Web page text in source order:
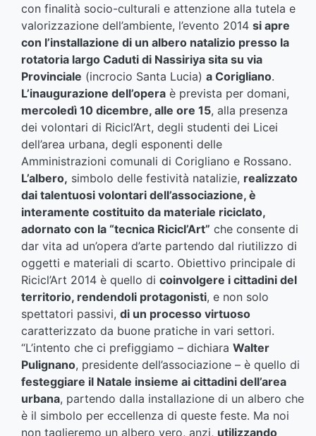
con finalità socio-culturali e attenzione alla tutela e
valorizzazione dell’ambiente, l’evento 2014 si apre
con l’installazione di un albero natalizio presso la
rotatoria largo Caduti di Nassiriya sita su via
Provinciale (incrocio Santa Lucia) a Corigliano.
L’inaugurazione dell’opera è prevista per domani,
mercoledì 10 dicembre, alle ore 15, alla presenza
dei volontari di Ricicl’Art, degli studenti dei Licei
dell’area urbana, degli esponenti delle
Amministrazioni comunali di Corigliano e Rossano.
L’albero, simbolo delle festività natalizie, realizzato
dai talentuosi volontari dell’associazione, è
interamente costituito da materiale riciclato,
adornato con la “tecnica Ricicl’Art” che consente di
dar vita ad un’opera d’arte partendo dal riutilizzo di
oggetti e materiali di scarto. Obiettivo principale di
Ricicl’Art 2014 è quello di coinvolgere i cittadini del
territorio, rendendoli protagonisti, e non solo
spettatori passivi, di un processo virtuoso
caratterizzato da buone pratiche in vari settori.
“L’intento che ci prefiggiamo – dichiara Walter
Pulignano, presidente dell’associazione – è quello di
festeggiare il Natale insieme ai cittadini dell’area
urbana, partendo dalla installazione di un albero che
è il simbolo per eccellenza di queste feste. Ma noi
non taglieremo un albero vero, anzi, utilizzando